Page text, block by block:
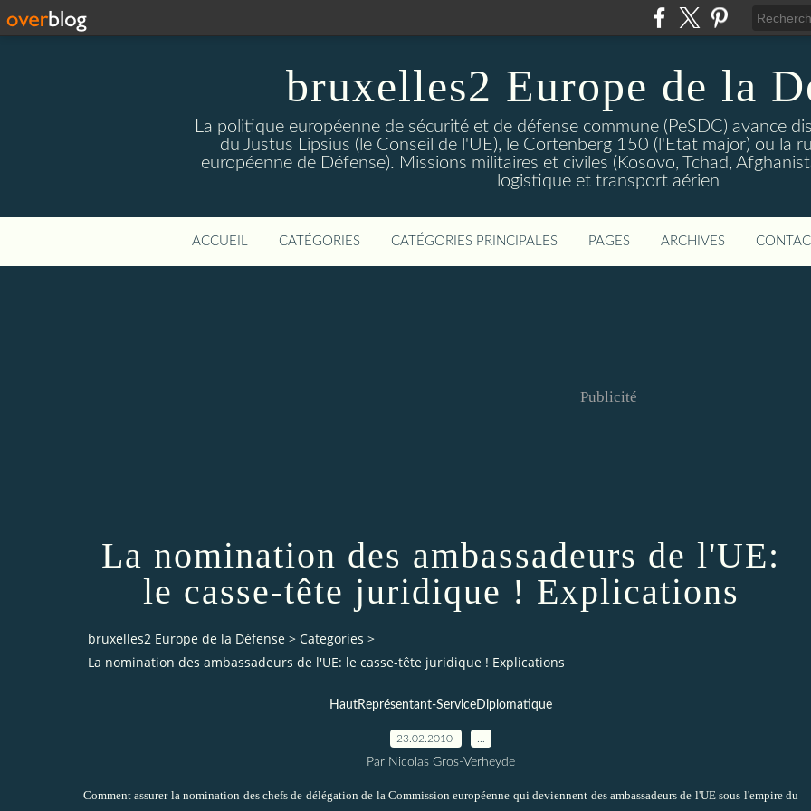
bruxelles2 Europe de la
La politique européenne de sécurité et de défense commune (PeSDC) avance
du Justus Lipsius (le Conseil de l'UE), le Cortenberg 150 (l'Etat major) ou la
européenne de Défense). Missions militaires et civiles (Kosovo, Tchad,
logistique et transport aérien
ACCUEIL CATÉGORIES CATÉGORIES PRINCIPALES PAGES ARCHIVES
Publicité
La nomination des ambassadeurs de l'UE:
le casse-tête juridique ! Explications
bruxelles2 Europe de la Défense > Categories >
La nomination des ambassadeurs de l'UE: le casse-tête juridique ! Explications
HautReprésentant-ServiceDiplomatique
23.02.2010
Par Nicolas Gros-Verheyde
Comment assurer la nomination des chefs de délégation de la Commission européenne qui deviennent des ambassadeurs de l'UE sous l'empire du